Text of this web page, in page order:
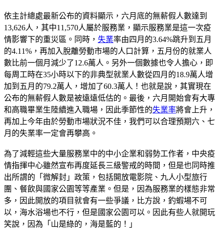
依主計總處最新公布的資料顯示，六月底的無薪假人數達到
13,626人，其中11,570人屬於服務業，顯示服務業是這一次疫
情影響下的重災區。同時， 失業率由四月的3.64%跳升到五月
的4.11%，再加入脫離勞動市場的人口計算，五月份的就業人
數比前一個月減少了12.6萬人。另外一個數據也令人擔心，即
每周工時在35小時以下的非典型就業人數從四月的18.9萬人增
加到五月的79.2萬人，增加了60.3萬人！也就是說，其實現在
公布的無薪假人數是被遠遠低估的。最後，六月開始會有大專
和高職畢業生陸續進入職場，因此季節性的失業率將會上升，
再加上今年由於勞動市場狀況不佳，我們可以合理預期六、七
月的失業率一定會再攀高。
為了減輕這些大量服務業中的中小企業和弱勢工作者，中央疫
情指揮中心雖然宣布再度延長三級警戒的時間，但是也同時推
出所謂的「微解封」政策，包括開放電影院、九人小型旅行
團、餐飲與國家公園等等產業。但是，因為服務業的樣態非常
多，因此開放的項目就會有一些爭議，比方說，釣蝦場不可
以，海水浴場也不行，但是國家公園可以。因此有些人就開玩
笑說，因為「山是綠的，海是藍的！」